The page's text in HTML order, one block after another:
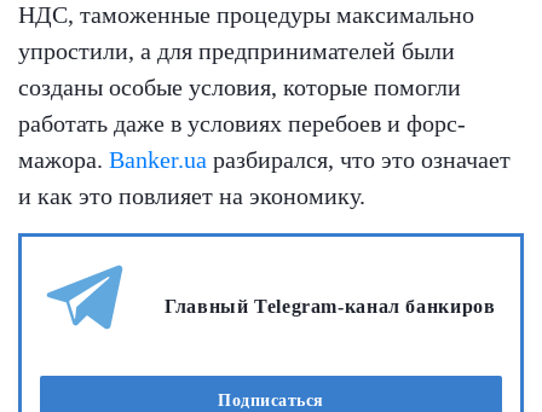
НДС, таможенные процедуры максимально
упростили, а для предпринимателей были
созданы особые условия, которые помогли
работать даже в условиях перебоев и форс-
мажора. Banker.ua разбирался, что это означает
и как это повлияет на экономику.
Главный Telegram-канал банкиров
Подписаться